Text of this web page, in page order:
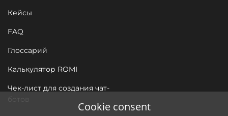
Кейсы
FAQ
Глоссарий
Калькулятор ROMI
Чек-лист для создания чат-
Cookie consent